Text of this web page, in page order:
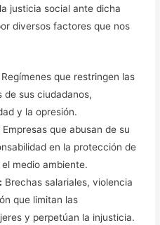
justicia social ante dicha
diversos factores que nos
Regímenes que restringen las
de sus ciudadanos,
y la opresión.
Empresas que abusan de su
en la protección de
medio ambiente.
Brechas salariales, violencia
que limitan las
y perpetúan la injusticia.